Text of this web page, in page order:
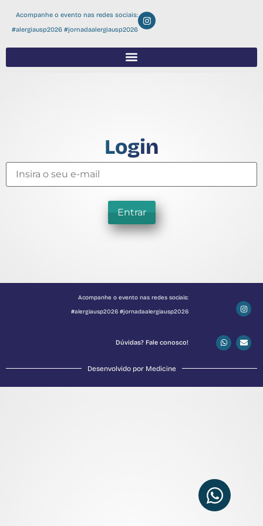
Acompanhe o evento nas redes sociais:
#alergiausp2026 #jornadaalergiausp2026
Login
Entrar
Acompanhe o evento nas redes sociais:
#alergiausp2026 #jornadaalergiausp2026
Dúvidas? Fale conosco!
Desenvolvido por Medicine